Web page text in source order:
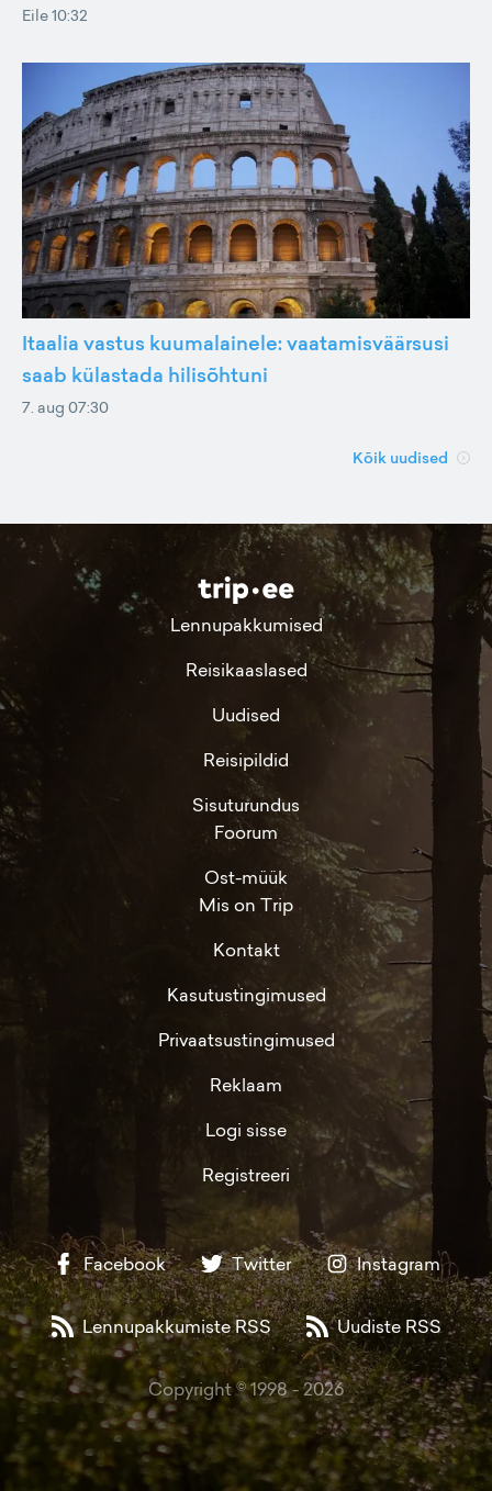
Eile 10:32
Itaalia vastus kuumalainele: vaatamisväärsusi
saab külastada hilisõhtuni
7. aug 07:30
Kõik uudised
Lennupakkumised
Reisikaaslased
Uudised
Reisipildid
Sisuturundus
Foorum
Ost-müük
Mis on Trip
Kontakt
Kasutustingimused
Privaatsustingimused
Reklaam
Logi sisse
Registreeri
Facebook Twitter Instagram
Lennupakkumiste RSS Uudiste RSS
Copyright © 1998 -2026